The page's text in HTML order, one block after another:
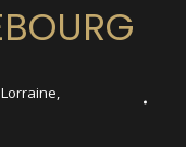
Lorraine,